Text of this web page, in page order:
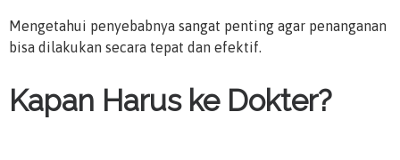
Mengetahui penyebabnya sangat penting agar penanganan
bisa dilakukan secara tepat dan efektif.
Kapan Harus ke Dokter?